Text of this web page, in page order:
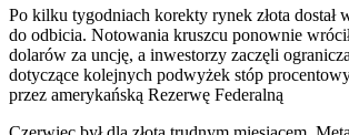
Po kilku tygodniach korekty rynek złota dostał
do odbicia. Notowania kruszcu ponownie
dolarów za uncję, a inwestorzy zaczęli
dotyczące kolejnych podwyżek stóp
przez amerykańską Rezerwę Federalną